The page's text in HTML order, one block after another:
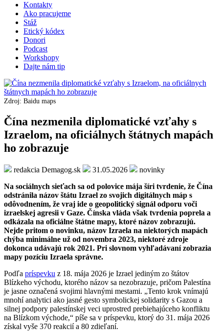
Kontakty
Ako pracujeme
Stáž
Etický kódex
Donori
Podcast
Workshopy
Dajte nám tip
Zdroj: Baidu maps
Čína nezmenila diplomatické vzťahy s
Izraelom, na oficiálnych štátnych mapách
ho zobrazuje
redakcia Demagog.sk 31.05.2026
novinky
Na sociálnych sieťach sa od polovice mája šíri tvrdenie, že Čína
odstránila názov štátu Izrael zo svojich digitálnych máp s
odôvodnením, že vraj ide o geopolitický signál odporu voči
izraelskej agresii v Gaze. Čínska vláda však tvrdenia poprela a
odkázala na oficiálne štátne mapy, ktoré názov zobrazujú.
Nejde pritom o novinku, názov Izraela na niektorých mapách
chýba minimálne už od novembra 2023, niektoré zdroje
dokonca udávajú rok 2021. Pri slovnom vyhľadávaní zobrazia
mapy pozíciu Izraela správne.
Podľa príspevku z 18. mája 2026 je Izrael jediným zo štátov
Blízkeho východu, ktorého názov sa nezobrazuje, pričom Palestína
je jasne označená svojimi hlavnými mestami. „Tento krok vnímajú
mnohí analytici ako jasné gesto symbolickej solidarity s Gazou a
silnej podpory palestínskej veci uprostred prebiehajúceho konfliktu
na Blízkom východe,“ píše sa v príspevku, ktorý do 31. mája 2026
získal vyše 370 reakcií a 80 zdieľaní.